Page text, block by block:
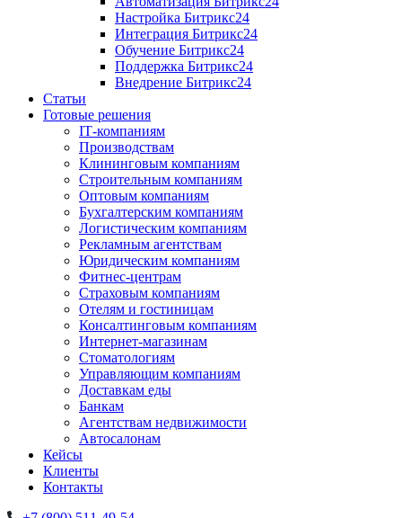
Настройка Битрикс24
Интеграция Битрикс24
Обучение Битрикс24
Поддержка Битрикс24
Внедрение Битрикс24
Статьи
Готовые решения
IT‑компаниям
Производствам
Клининговым компаниям
Строительным компаниям
Оптовым компаниям
Бухгалтерским компаниям
Логистическим компаниям
Рекламным агентствам
Юридическим компаниям
Фитнес-центрам
Страховым компаниям
Отелям и гостиницам
Консалтинговым компаниям
Интернет-магазинам
Стоматологиям
Управляющим компаниям
Доставкам еды
Банкам
Агентствам недвижимости
Автосалонам
Кейсы
Клиенты
Контакты